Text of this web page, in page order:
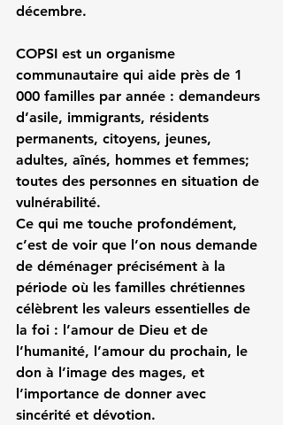
décembre.
COPSI est un organisme
communautaire qui aide près de 1
000 familles par année : demandeurs
d’asile, immigrants, résidents
permanents, citoyens, jeunes,
adultes, aînés, hommes et femmes;
toutes des personnes en situation de
vulnérabilité.
Ce qui me touche profondément,
c’est de voir que l’on nous demande
de déménager précisément à la
période où les familles chrétiennes
célèbrent les valeurs essentielles de
la foi : l’amour de Dieu et de
l’humanité, l’amour du prochain, le
don à l’image des mages, et
l’importance de donner avec
sincérité et dévotion.